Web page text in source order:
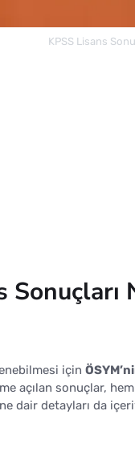
KPSS Lisans
Sonuçları
için
açılan sonuçlar,
dair detayları da